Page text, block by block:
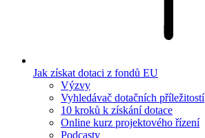
Jak získat dotaci z fondů EU
Výzvy
Vyhledávač dotačních příležitostí
10 kroků k získání dotace
Online kurz projektového řízení
Podcasty